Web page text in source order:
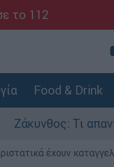
το 112
Food & Drink
απαντά η ΕΛΑΣ
έχουν